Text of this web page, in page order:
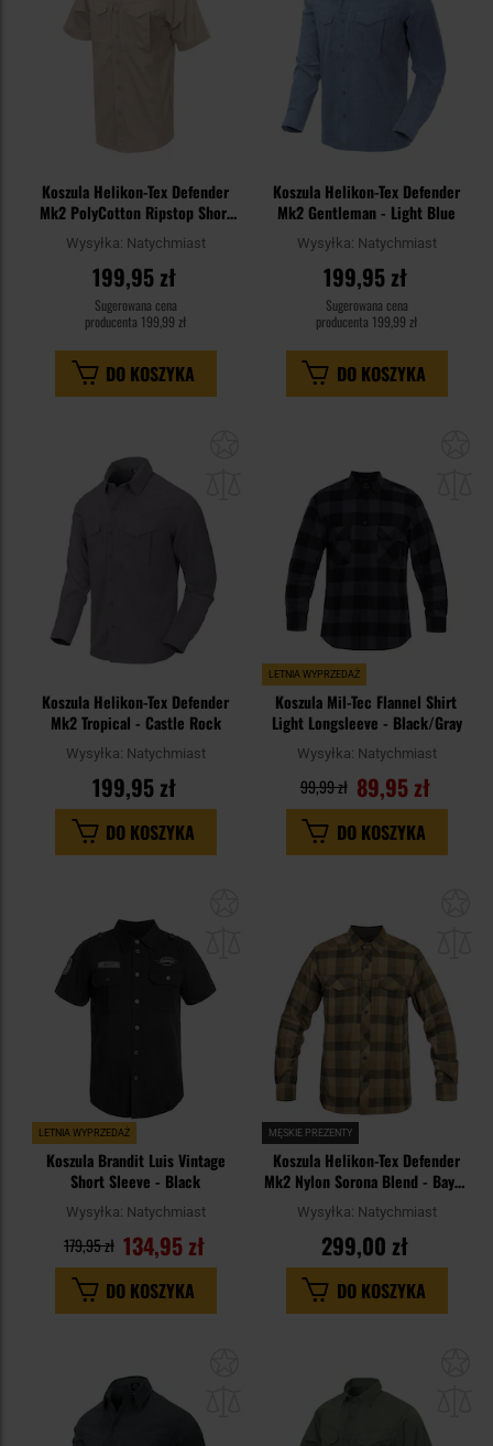
Koszula Helikon-Tex Defender
Mk2 PolyCotton Ripstop Short
Sleeve - Khaki
Wysyłka: Natychmiast
199,95 zł
Sugerowana cena
producenta 199,99 zł
DO KOSZYKA
Koszula Helikon-Tex Defender
Mk2 Gentleman - Light Blue
Wysyłka: Natychmiast
199,95 zł
Sugerowana cena
producenta 199,99 zł
DO KOSZYKA
schowka
Koszula Helikon-Tex Defender
Mk2 Tropical - Castle Rock
Wysyłka: Natychmiast
199,95 zł
DO KOSZYKA
LETNIA WYPRZEDAŻ
Koszula Mil-Tec Flannel Shirt
Light Longsleeve - Black/Gray
Wysyłka: Natychmiast
89,95 zł
99,99 zł
DO KOSZYKA
schowka
LETNIA WYPRZEDAŻ
Koszula Brandit Luis Vintage
Short Sleeve - Black
Wysyłka: Natychmiast
134,95 zł
179,95 zł
DO KOSZYKA
MĘSKIE PREZENTY
Koszula Helikon-Tex Defender
Mk2 Nylon Sorona Blend - Bayou
Moss Checkered
Wysyłka: Natychmiast
299,00 zł
DO KOSZYKA
schowka